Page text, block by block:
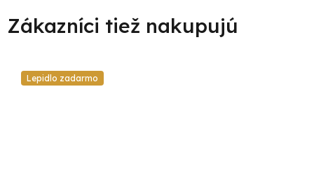
Lepidlo zadarmo